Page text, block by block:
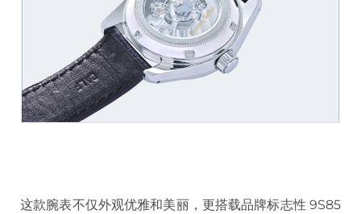
这款腕表不仅外观优雅和美丽，更搭载品牌标志性 9S85